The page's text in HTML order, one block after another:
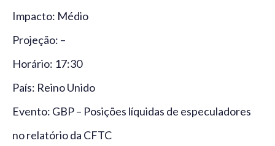
Impacto: Médio
Projeção: –
Horário: 17:30
País: Reino Unido
Evento: GBP – Posições líquidas de especuladores
no relatório da CFTC